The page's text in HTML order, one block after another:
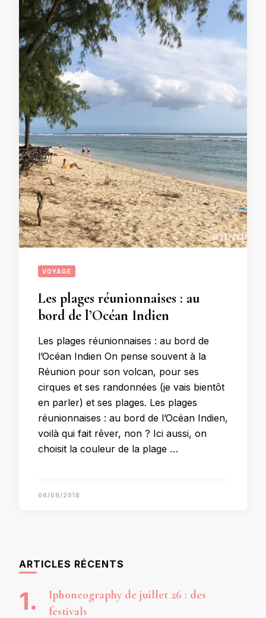
VOYAGE
Les plages réunionnaises : au
bord de l’Océan Indien
Les plages réunionnaises : au bord de
l’Océan Indien On pense souvent à la
Réunion pour son volcan, pour ses
cirques et ses randonnées (je vais bientôt
en parler) et ses plages. Les plages
réunionnaises : au bord de l’Océan Indien,
voilà qui fait rêver, non ? Ici aussi, on
choisit la couleur de la plage …
06/09/2018
ARTICLES RÉCENTS
Iphoneography de juillet 26 : des
festivals